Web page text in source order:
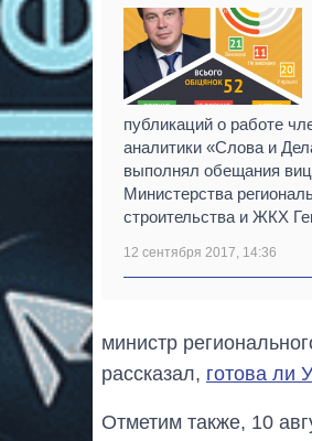
публикаций о работе
аналитики «Слова и
выполнял обещания
Министерства
строительства и ЖКХ
12 сентября 2017, 14:36
министр
рассказал, готова ли
Отметим также, 10